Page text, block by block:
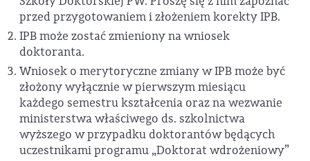
przed przygotowaniem i złożeniem korekty IPB.
IPB może zostać zmieniony na wniosek
doktoranta.
Wniosek o merytoryczne zmiany w IPB może być
złożony wyłącznie w pierwszym miesiącu
każdego semestru kształcenia oraz na wezwanie
ministerstwa właściwego ds. szkolnictwa
wyższego w przypadku doktorantów będących
uczestnikami programu „Doktorat wdrożeniowy”